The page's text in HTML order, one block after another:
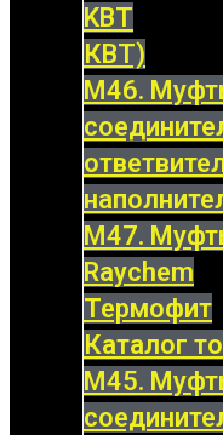
KBT
КВТ)
М46.
М47.
Raychem
Термофит
Каталог
М45.